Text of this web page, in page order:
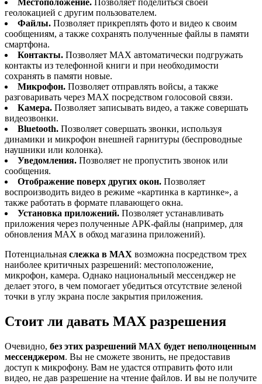
геолокацией с другим пользователем.
Файлы. Позволяет прикреплять фото и видео к своим
сообщениям, а также сохранять полученные файлы в памяти
смартфона.
Контакты. Позволяет MAX автоматически подгружать
контакты из телефонной книги и при необходимости
сохранять в памяти новые.
Микрофон. Позволяет отправлять войсы, а также
разговаривать через MAX посредством голосовой связи.
Камера. Позволяет записывать видео, а также совершать
видеозвонки.
Bluetooth. Позволяет совершать звонки, используя
динамики и микрофон внешней гарнитуры (беспроводные
наушники или колонка).
Уведомления. Позволяет не пропустить звонок или
сообщения.
Отображение поверх других окон. Позволяет
воспроизводить видео в режиме «картинка в картинке», а
также работать в формате плавающего окна.
Установка приложений. Позволяет устанавливать
приложения через полученные APK-файлы (например, для
обновления MAX в обход магазина приложений).
Потенциальная слежка в MAX возможна посредством трех
наиболее критичных разрешений: местоположение,
микрофон, камера. Однако национальный мессенджер не
делает этого, в чем помогает убедиться отсутствие зеленой
точки в углу экрана после закрытия приложения.
Стоит ли давать MAX разрешения
Очевидно, без этих разрешений MAX будет неполноценным
мессенджером. Вы не сможете звонить, не предоставив
доступ к микрофону. Вам не удастся отправить фото или
видео, не дав разрешение на чтение файлов. И вы не получите